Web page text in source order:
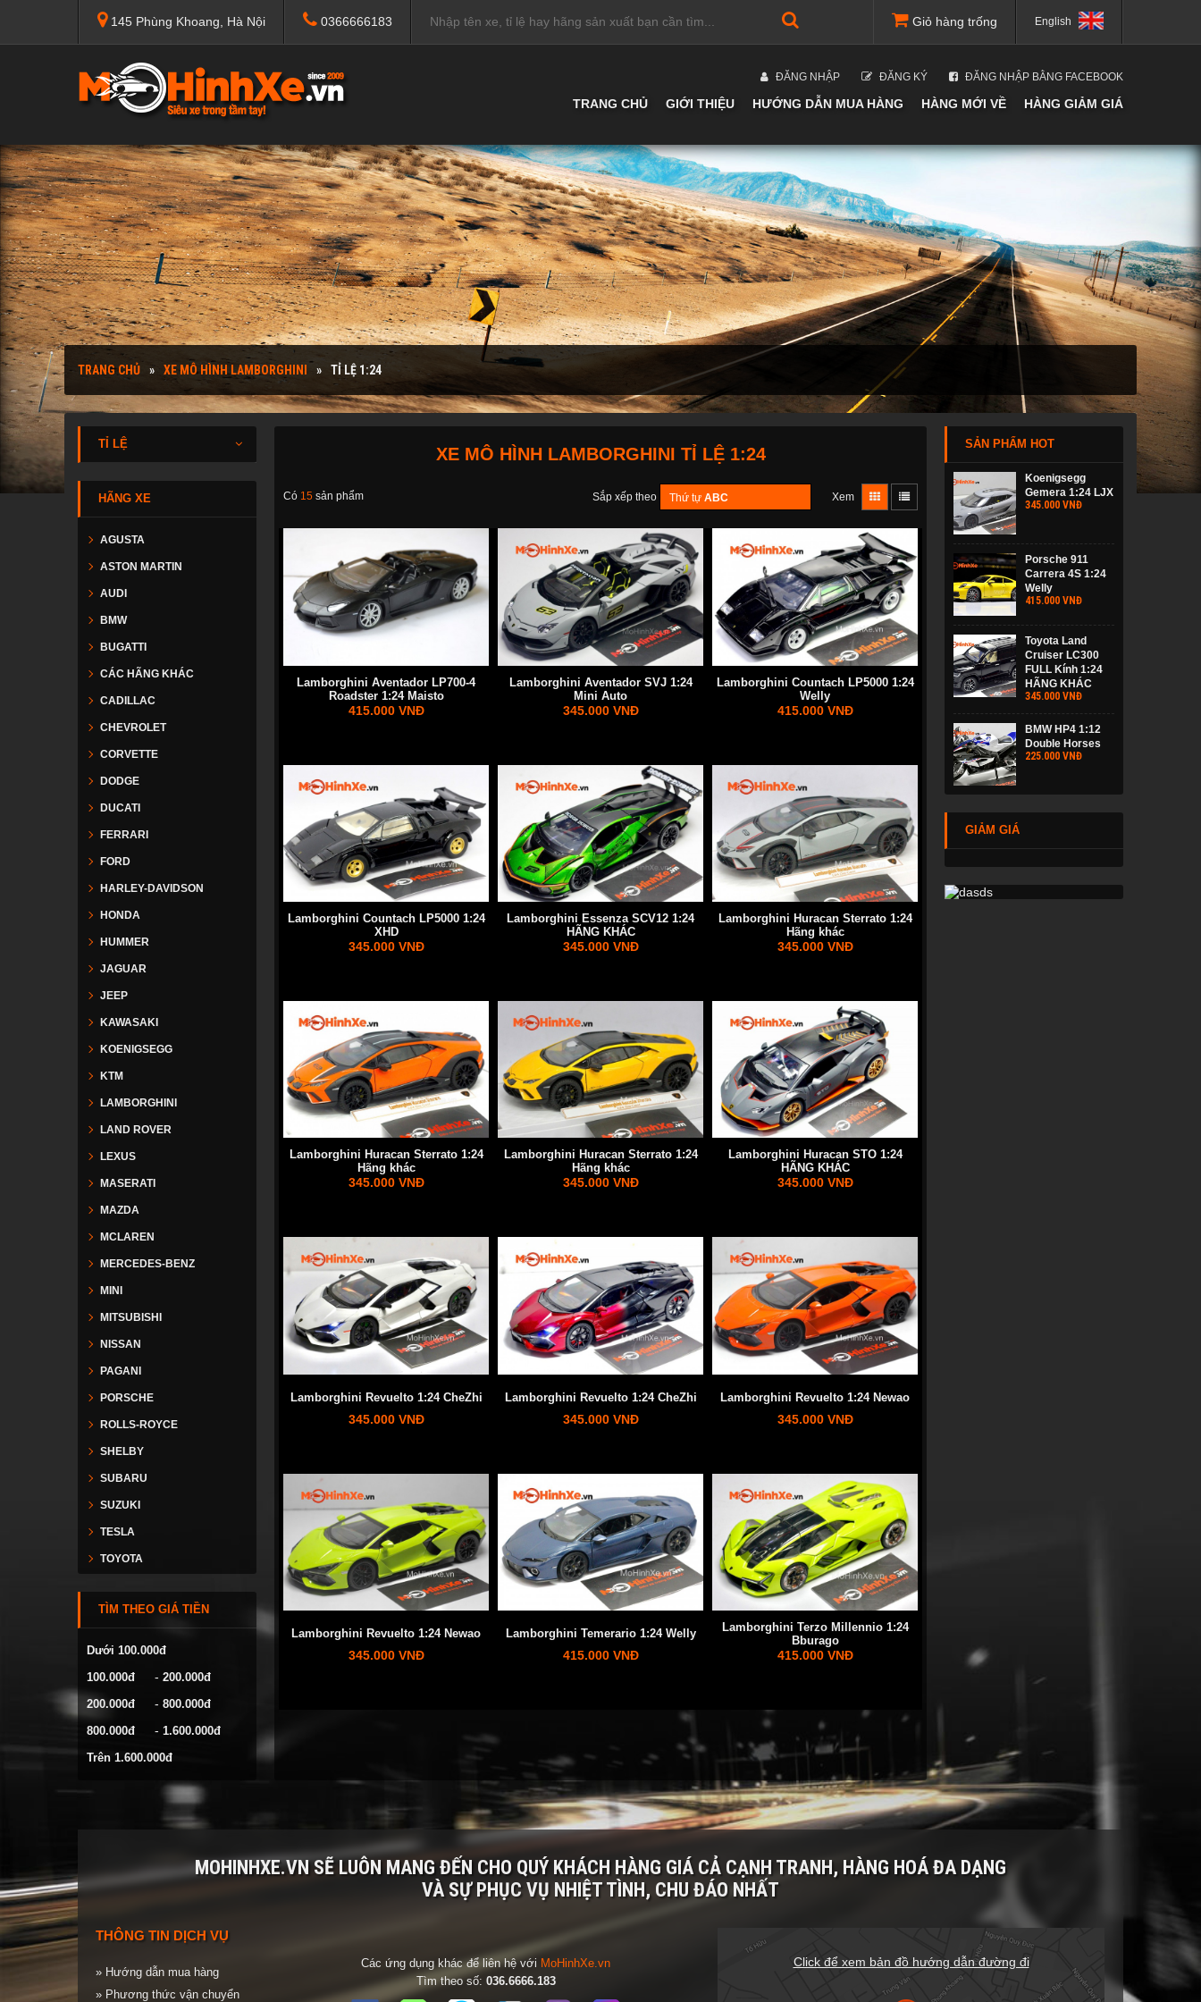
145 Phùng Khoang, Hà Nội 0366666183 English
Giỏ hàng trống
ĐĂNG NHẬP ĐĂNG KÝ ĐĂNG NHẬP BẰNG FACEBOOK
TRANG CHỦ GIỚI THIỆU HƯỚNG DẪN MUA HÀNG HÀNG MỚI VỀ HÀNG GIẢM GIÁ
TRANG CHỦ XE MÔ HÌNH LAMBORGHINI TỈ LỆ 1:24
TỈ LỆ
HÃNG XE
AGUSTA
ASTON MARTIN
AUDI
BMW
BUGATTI
CÁC HÃNG KHÁC
CADILLAC
CHEVROLET
CORVETTE
DODGE
DUCATI
FERRARI
FORD
HARLEY-DAVIDSON
HONDA
HUMMER
JAGUAR
JEEP
KAWASAKI
KOENIGSEGG
KTM
LAMBORGHINI
LAND ROVER
LEXUS
MASERATI
MAZDA
MCLAREN
MERCEDES-BENZ
MINI
MITSUBISHI
NISSAN
PAGANI
PORSCHE
ROLLS-ROYCE
SHELBY
SUBARU
SUZUKI
TESLA
TOYOTA
VOLKSWAGEN
TÌM THEO GIÁ TIỀN
Dưới 100.000đ
100.000đ
- 200.000đ
200.000đ
- 800.000đ
800.000đ
- 1.600.000đ
Trên 1.600.000đ
XE MÔ HÌNH LAMBORGHINI TỈ LỆ 1:24
Có 15 sản phẩm Sắp xếp theo Thứ tự ABC Xem
Lamborghini Aventador LP700-4
Roadster 1:24 Maisto
415.000 VNĐ
Lamborghini Aventador SVJ 1:24
Mini Auto
345.000 VNĐ
Lamborghini Countach LP5000 1:24
Welly
415.000 VNĐ
Lamborghini Countach LP5000 1:24
XHD
345.000 VNĐ
Lamborghini Essenza SCV12 1:24
HÃNG KHÁC
345.000 VNĐ
Lamborghini Huracan Sterrato 1:24
Hãng khác
345.000 VNĐ
Lamborghini Huracan Sterrato 1:24
Hãng khác
345.000 VNĐ
Lamborghini Huracan Sterrato 1:24
Hãng khác
345.000 VNĐ
Lamborghini Huracan STO 1:24
HÃNG KHÁC
345.000 VNĐ
Lamborghini Revuelto 1:24 CheZhi
345.000 VNĐ
Lamborghini Revuelto 1:24 CheZhi
345.000 VNĐ
Lamborghini Revuelto 1:24 Newao
345.000 VNĐ
Lamborghini Revuelto 1:24 Newao
345.000 VNĐ
Lamborghini Temerario 1:24 Welly
415.000 VNĐ
Lamborghini Terzo Millennio 1:24
Bburago
415.000 VNĐ
SẢN PHẨM HOT
Koenigsegg
Gemera 1:24 LJX
345.000 VNĐ
Porsche 911
Carrera 4S 1:24
Welly
415.000 VNĐ
Toyota Land
Cruiser LC300
FULL Kính 1:24
HÃNG KHÁC
345.000 VNĐ
BMW HP4 1:12
Double Horses
225.000 VNĐ
GIẢM GIÁ
MOHINHXE.VN SẼ LUÔN MANG ĐẾN CHO QUÝ KHÁCH HÀNG GIÁ CẢ CẠNH TRANH, HÀNG HOÁ ĐA DẠNG
VÀ SỰ PHỤC VỤ NHIỆT TÌNH, CHU ĐÁO NHẤT
THÔNG TIN DỊCH VỤ
» Hướng dẫn mua hàng
» Phương thức vận chuyển
Các ứng dụng khác để liên hệ với MoHinhXe.vn
Tìm theo số: 036.6666.183
Click để xem bản đồ hướng dẫn đường đi